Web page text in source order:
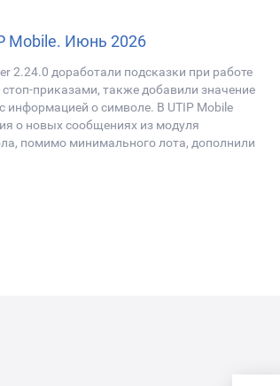
Mobile. Июнь 2026
2.24.0 доработали подсказки при работе
приказами, также добавили значение
информацией о символе. В UTIP Mobile
о новых сообщениях из модуля
помимо минимального лота, дополнили